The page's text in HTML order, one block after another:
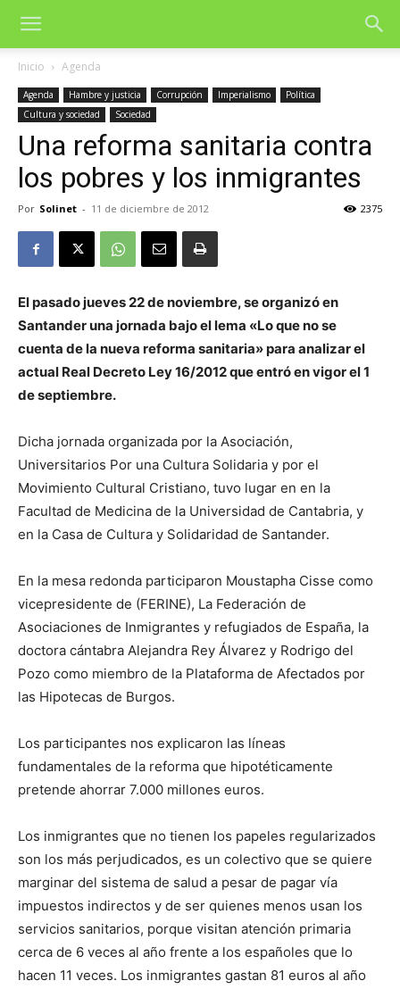
Inicio Agenda
Agenda Hambre y justicia Corrupción Imperialismo
Política
Cultura y sociedad
Sociedad
Una reforma sanitaria contra
los pobres y los inmigrantes
Por Solinet - 11 de diciembre de 2012 2375
El pasado jueves 22 de noviembre, se organizó en
Santander una jornada bajo el lema «Lo que no se
cuenta de la nueva reforma sanitaria» para analizar el
actual Real Decreto Ley 16/2012 que entró en vigor el 1
de septiembre.
Dicha jornada organizada por la Asociación,
Universitarios Por una Cultura Solidaria y por el
Movimiento Cultural Cristiano, tuvo lugar en en la
Facultad de Medicina de la Universidad de Cantabria, y
en la Casa de Cultura y Solidaridad de Santander.
En la mesa redonda participaron Moustapha Cisse como
vicepresidente de (FERINE), La Federación de
Asociaciones de Inmigrantes y refugiados de España, la
doctora cántabra Alejandra Rey Álvarez y Rodrigo del
Pozo como miembro de la Plataforma de Afectados por
las Hipotecas de Burgos.
Los participantes nos explicaron las líneas
fundamentales de la reforma que hipotéticamente
pretende ahorrar 7.000 millones euros.
Los inmigrantes que no tienen los papeles regularizados
son los más perjudicados, es un colectivo que se quiere
marginar del sistema de salud a pesar de pagar vía
impuestos indirectos y de ser quienes menos usan los
servicios sanitarios, porque visitan atención primaria
cerca de 6 veces al año frente a los españoles que lo
hacen 11 veces. Los inmigrantes gastan 81 euros al año